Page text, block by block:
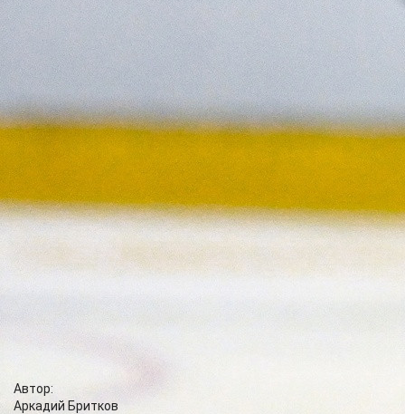
красноярцев. Очень хороший момент не использовал Егор
Морозов – в этом случае Куликов сыграл безупречно. Как
часто бывает, уже в ответной атаке Никита Шуйдин сделал
счёт 4:0. Казалось, интрига матча окончательно умерла.
И тут сказал своё слово Сергей Колесников. Он забил на этом
турнире уже третий гол и, что удивительно, снова при игре в
меньшинстве! А через три минуты капитан «Сокола» Алексей
Князев еще раз зажёг красный фонарь за воротами «Химика»
– 2:4. Неужели наступил перелом?
Увы. Концовку матча подмосковные хоккеисты провели
очень грамотно, дважды наказав красноярцев за излишнее
стремление отыграться.
«Сокол» (Красноярск) – «Химик» (Воскресенск) – 2:6 (0:2,
0:1, 2:3)
0:1 Королёв (1.13). 0:2 Заседа (16.09). 0:3 Пивчулин
(27.44). 0:4 Шуйдин (43.21). 1:4 Колесников (44.31 – мен.). 2:4
Броски в створ:
16 – 16.
24 декабря. Жлобин. ЛД «Металлург». 1300 зрителей.
Автор:
Аркадий Бритков